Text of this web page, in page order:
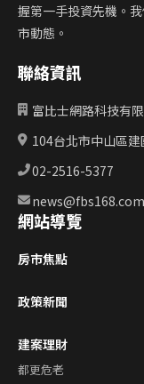
握第一手投資先機。
市動態。
聯絡資訊
富比士網路科技有
104台北市中山區
02-2516-5377
news@fbs168.com
網站導覽
房市焦點
政策新聞
建案理財
都更危老